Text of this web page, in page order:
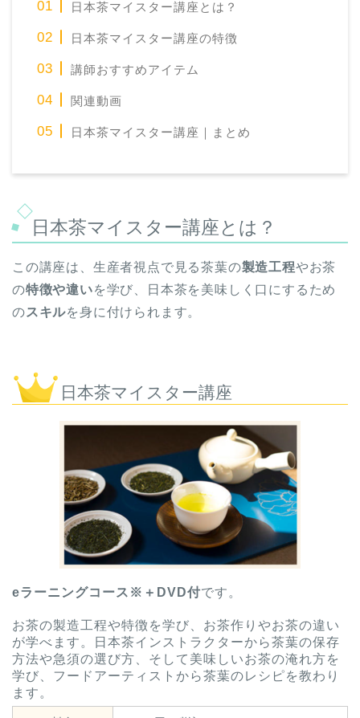
日本茶マイスター講座とは？
日本茶マイスター講座の特徴
講師おすすめアイテム
関連動画
日本茶マイスター講座｜まとめ
日本茶マイスター講座とは？
この講座は、生産者視点で見る茶葉の製造工程やお茶
の特徴や違いを学び、日本茶を美味しく口にするため
のスキルを身に付けられます。
日本茶マイスター講座
eラーニングコース※＋DVD付です。
お茶の製造工程や特徴を学び、お茶作りやお茶の違い
が学べます。日本茶インストラクターから茶葉の保存
方法や急須の選び方、そして美味しいお茶の淹れ方を
学び、フードアーティストから茶葉のレシピを教わり
ます。